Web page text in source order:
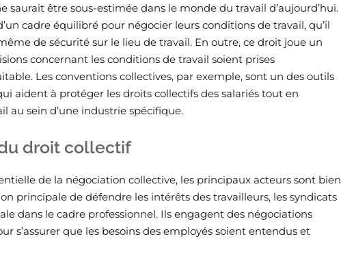
saurait être sous-estimée dans le monde du travail d’aujourd’hui.
cadre équilibré pour négocier leurs conditions de travail, qu’il
même de sécurité sur le lieu de travail. En outre, ce droit joue un
concernant les conditions de travail soient prises
Les conventions collectives, par exemple, sont un des outils
aident à protéger les droits collectifs des salariés tout en
au sein d’une industrie spécifique.
droit collectif
de la négociation collective, les principaux acteurs sont bien
principale de défendre les intérêts des travailleurs, les syndicats
dans le cadre professionnel. Ils engagent des négociations
s’assurer que les besoins des employés soient entendus et